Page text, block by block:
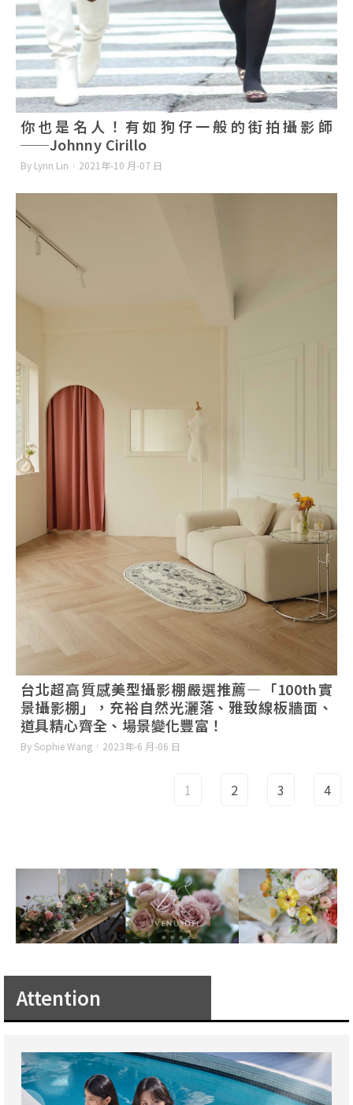
你也是名人！有如狗仔一般的街拍攝影師
──Johnny Cirillo
By Lynn Lin 2021年-10 月-07 日
台北超高質感美型攝影棚嚴選推薦—「100th實
景攝影棚」，充裕自然光灑落、雅致線板牆面、
道具精心齊全、場景變化豐富！
By Sophie Wang 2023年-6 月-06 日
1 2 3 4
Attention